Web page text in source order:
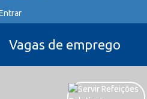
Vagas de emprego